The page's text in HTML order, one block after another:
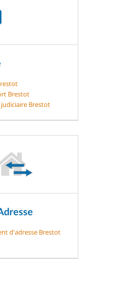
Brestot
judiciaire Brestot
d'adresse Brestot